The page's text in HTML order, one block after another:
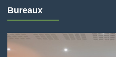
Bureaux